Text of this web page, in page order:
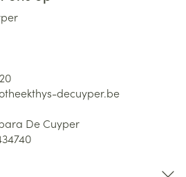
decuyper.be
De Cuyper